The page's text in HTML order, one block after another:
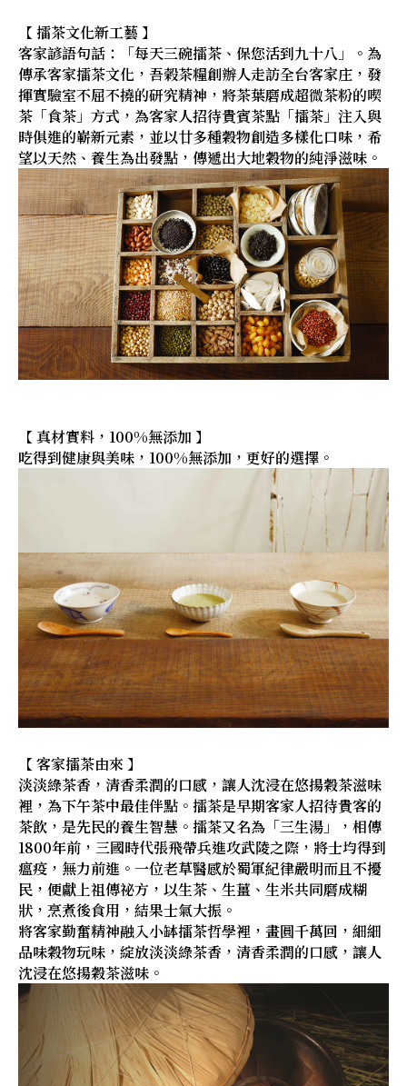
【 擂茶文化新工藝 】
客家諺語句話：「每天三碗擂茶、保您活到九十八」。為
傳承客家擂茶文化，吾榖茶糧創辦人走訪全台客家庄，發
揮實驗室不屈不撓的研究精神，將茶葉磨成超微茶粉的喫
茶「食茶」方式，為客家人招待貴賓茶點「擂茶」注入與
時俱進的嶄新元素，並以廿多種穀物創造多樣化口味，希
望以天然、養生為出發點，傳遞出大地穀物的純淨滋味。
【 真材實料，100%無添加 】
吃得到健康與美味，100%無添加，更好的選擇。
【 客家擂茶由來 】
淡淡綠茶香，清香柔潤的口感，讓人沈浸在悠揚穀茶滋味
裡，為下午茶中最佳伴點。擂茶是早期客家人招待貴客的
茶飲，是先民的養生智慧。擂茶又名為「三生湯」，相傳
1800年前，三國時代張飛帶兵進攻武陵之際，將士均得到
瘟疫，無力前進。一位老草醫感於蜀軍紀律嚴明而且不擾
民，便獻上祖傳祕方，以生茶、生薑、生米共同磨成糊
狀，烹煮後食用，結果士氣大振。
將客家勤奮精神融入小缽擂茶哲學裡，畫圓千萬回，細細
品味穀物玩味，綻放淡淡綠茶香，清香柔潤的口感，讓人
沈浸在悠揚穀茶滋味。